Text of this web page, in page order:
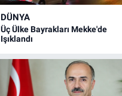
DÜNYA
Üç Ülke Bayrakları Mekke'de
Işıklandı